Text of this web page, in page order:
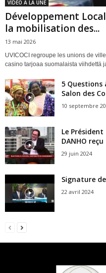
VIDEO A LA UNE
Développement
la mobilisation des...
13 mai 2026
UVICOCI regroupe les unions de
casino tarjoaa suomalaista viihdettä
5 Questions
Salon des
10 septembre
Le Président
DANHO
29 juin 2024
Signature
22 avril 2024